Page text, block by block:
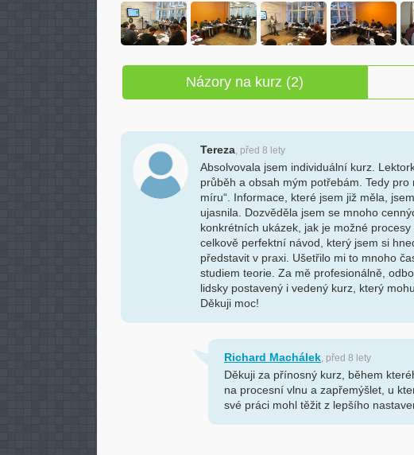
Názory na kurz (2)
Tereza, před 8 lety
Absolvovala jsem individuální kurz.
průběh a obsah mým potřebám. Tedy pro
míru“. Informace, které jsem již měla,
ujasnila. Dozvěděla jsem se mnoho
konkrétních ukázek, jak je možné
celkově perfektní návod, který jsem si
představit v praxi. Ušetřilo mi to mnoho
studiem teorie. Za mě profesionálně,
lidsky postavený i vedený kurz, který
Děkuji moc!
Richard Machálek, před 8 lety
Děkuji za přínosný kurz, během
na procesní vlnu a zapřemýšlet, u
své práci mohl těžit z lepšího